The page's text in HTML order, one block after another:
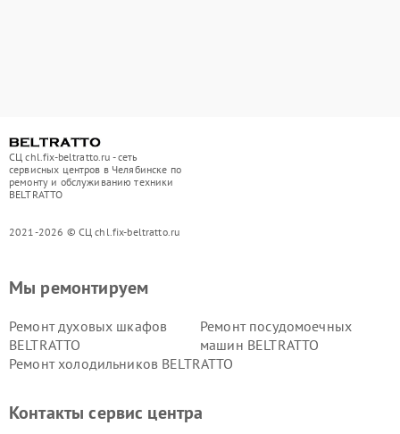
СЦ chl.fix-beltratto.ru - сеть
сервисных центров в Челябинске по
ремонту и обслуживанию техники
BELTRATTO
2021-2026 © СЦ chl.fix-beltratto.ru
Мы ремонтируем
Ремонт духовых шкафов
BELTRATTO
Ремонт посудомоечных
машин BELTRATTO
Ремонт холодильников BELTRATTO
Контакты сервис центра